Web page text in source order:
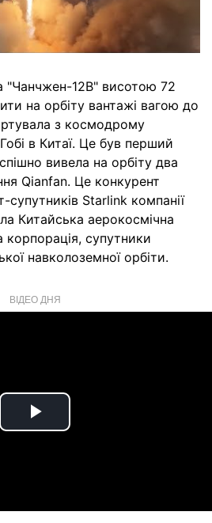
"Чанчжен-12B" висотою 72
на орбіту вантажі вагою до
з космодрому
в Китаї. Це був перший
вивела на орбіту два
Qianfan. Це конкурент
супутників Starlink компанії
Китайська аерокосмічна
супутники
навколоземної орбіти.
ВІДЕО ДНЯ
Play